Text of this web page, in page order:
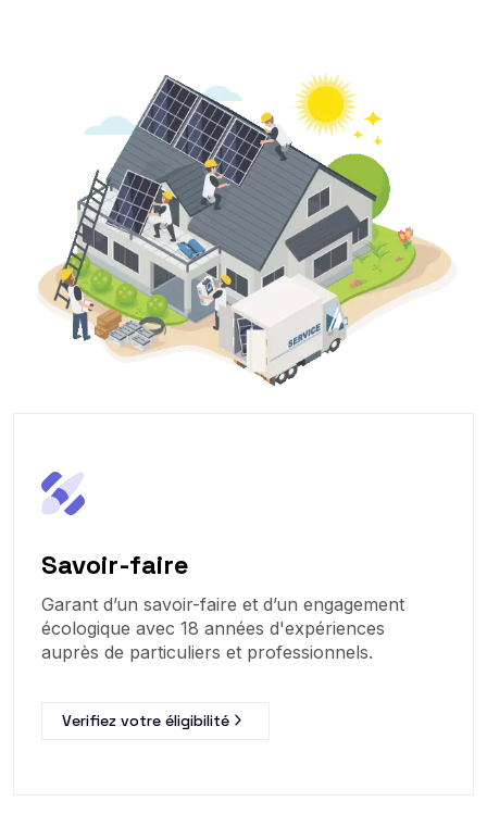
Savoir-faire
Garant d’un savoir-faire et d’un engagement
écologique avec 18 années d'expériences
auprès de particuliers et professionnels.
Verifiez votre éligibilité